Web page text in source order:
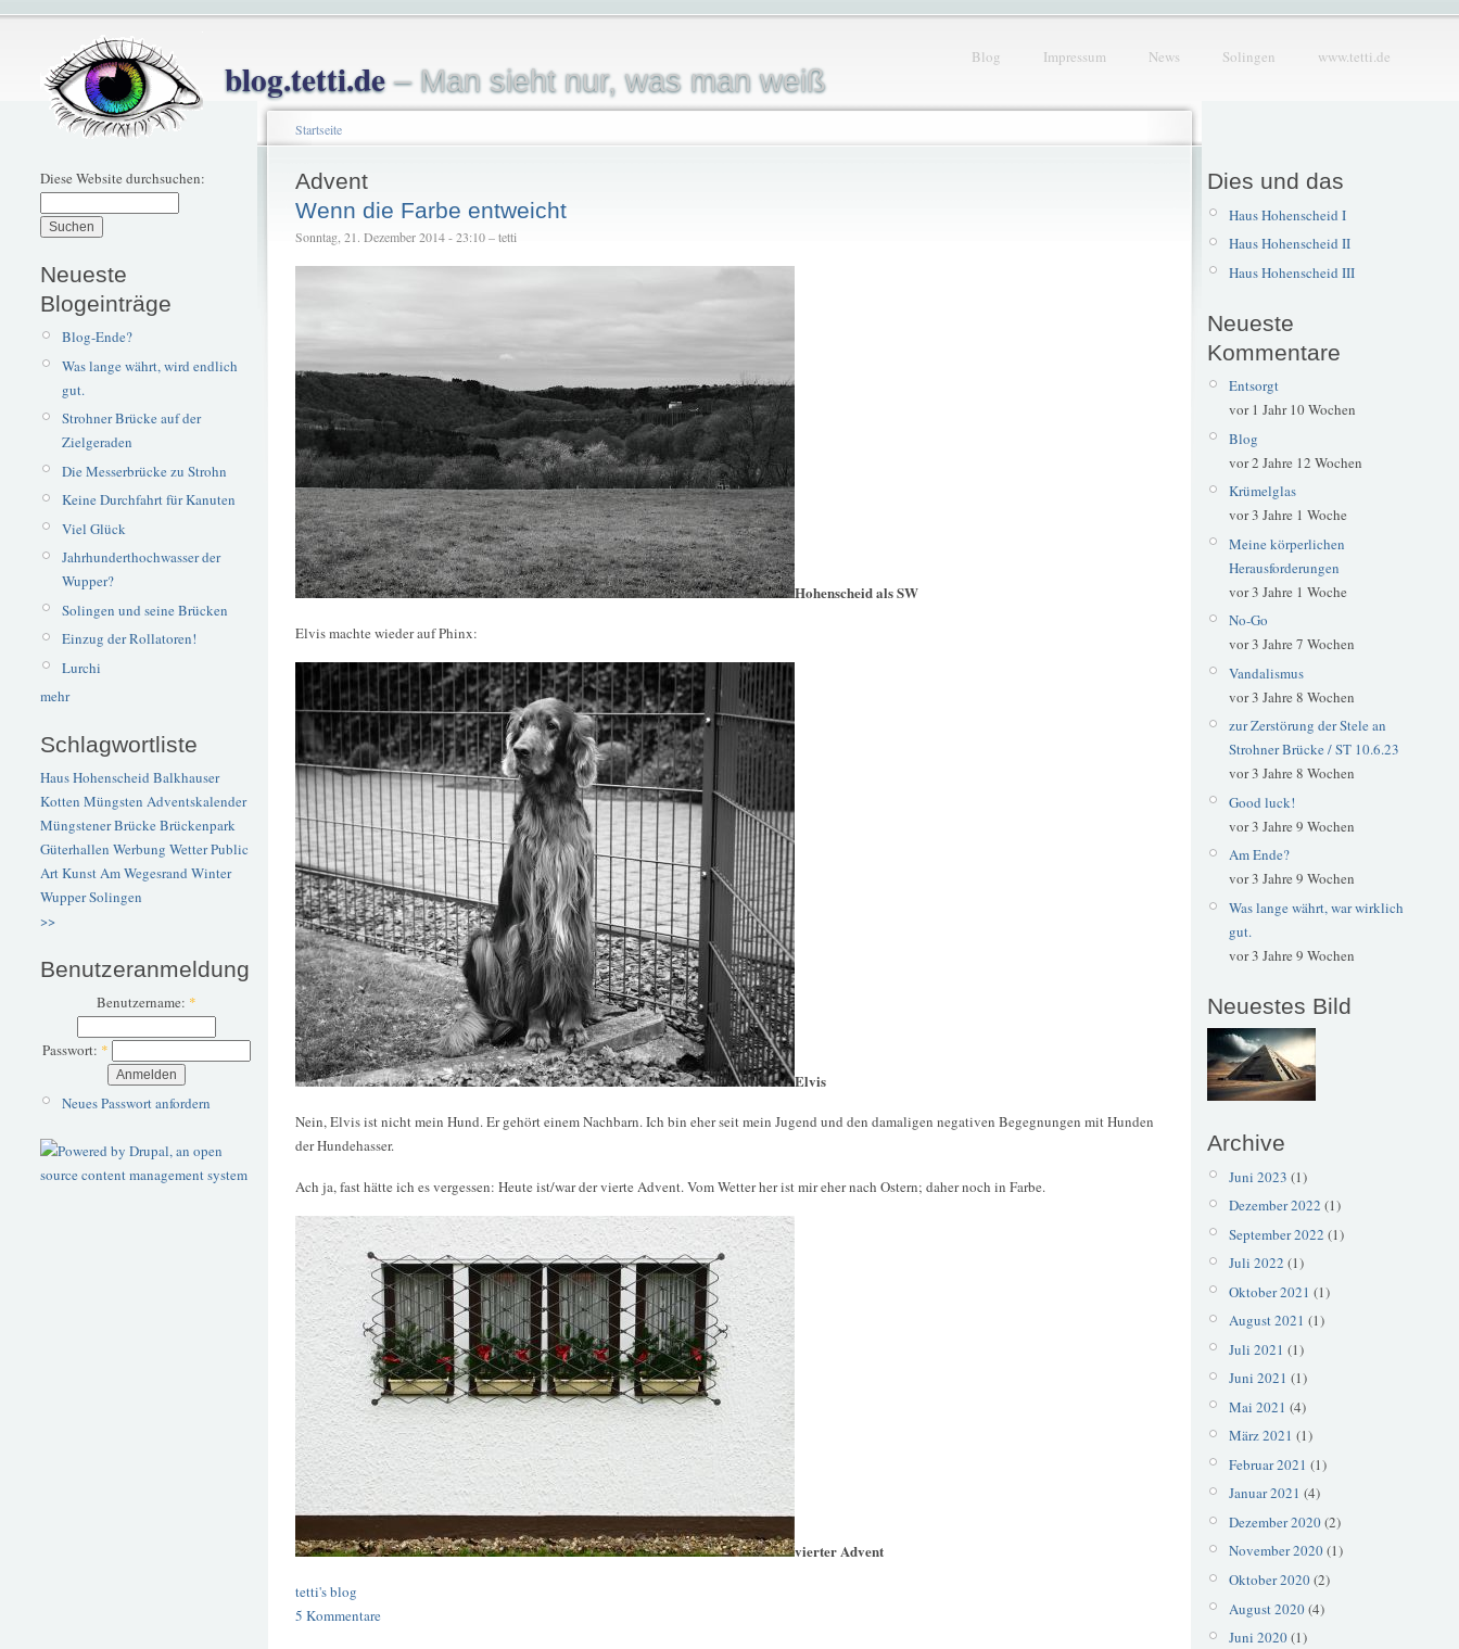
blog.tetti.de– Man sieht nur, was man weiß
Blog Impressum News Solingen www.tetti.de
Diese Website durchsuchen:
Neueste
Blogeinträge
Blog-Ende?
Was lange währt, wird endlich
gut.
Strohner Brücke auf der
Zielgeraden
Die Messerbrücke zu Strohn
Keine Durchfahrt für Kanuten
Viel Glück
Jahrhunderthochwasser der
Wupper?
Solingen und seine Brücken
Einzug der Rollatoren!
Lurchi
mehr
Schlagwortliste
Haus Hohenscheid Balkhauser
Kotten Müngsten Adventskalender
Müngstener BrückeBrückenpark
Güterhallen Werbung WetterPublic
ArtKunstAm Wegesrand Winter
WupperSolingen
>>
Benutzeranmeldung
Benutzername: *
Passwort: *
Neues Passwort anfordern
Startseite
Advent
Wenn die Farbe entweicht
Sonntag, 21. Dezember 2014 - 23:10 – tetti
Hohenscheid als SW
Elvis machte wieder auf Phinx:
Elvis
Nein, Elvis ist nicht mein Hund. Er gehört einem Nachbarn. Ich bin eher seit mein Jugend und den damaligen negativen Begegnungen mit Hunden
der Hundehasser.
Ach ja, fast hätte ich es vergessen: Heute ist/war der vierte Advent. Vom Wetter her ist mir eher nach Ostern; daher noch in Farbe.
vierter Advent
tetti's blog
5 Kommentare
Dies und das
Haus Hohenscheid I
Haus Hohenscheid II
Haus Hohenscheid III
Neueste
Kommentare
Entsorgt
vor 1 Jahr 10 Wochen
Blog
vor 2 Jahre 12 Wochen
Krümelglas
vor 3 Jahre 1 Woche
Meine körperlichen
Herausforderungen
vor 3 Jahre 1 Woche
No-Go
vor 3 Jahre 7 Wochen
Vandalismus
vor 3 Jahre 8 Wochen
zur Zerstörung der Stele an
Strohner Brücke / ST 10.6.23
vor 3 Jahre 8 Wochen
Good luck!
vor 3 Jahre 9 Wochen
Am Ende?
vor 3 Jahre 9 Wochen
Was lange währt, war wirklich
gut.
vor 3 Jahre 9 Wochen
Neuestes Bild
Archive
Juni 2023 (1)
Dezember 2022 (1)
September 2022 (1)
Juli 2022 (1)
Oktober 2021 (1)
August 2021 (1)
Juli 2021 (1)
Juni 2021 (1)
Mai 2021 (4)
März 2021 (1)
Februar 2021 (1)
Januar 2021 (4)
Dezember 2020(2)
November 2020(1)
Oktober 2020(2)
August 2020(4)
Juni 2020(1)